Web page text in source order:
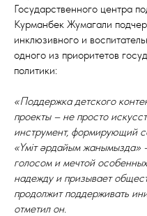
Государственного центра
Курманбек Жумагали
инклюзивного и
одного из приоритетов
политики:
«Поддержка детского
проекты – не просто
инструмент, формирующий
«Үміт әрдайым жанымызда»
голосом и мечтой
надежду и призывает
продолжит поддерживать
отметил он.